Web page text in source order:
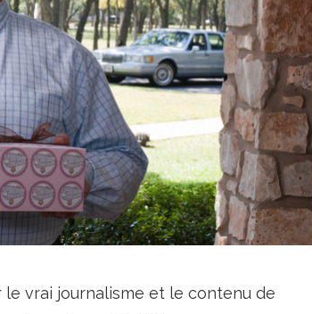
vrai journalisme et le contenu de